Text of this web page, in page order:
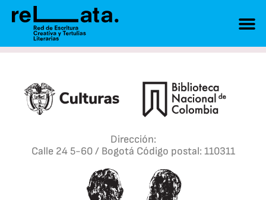
Dirección:
Calle 24 5-60 / Bogotá Código postal: 110311